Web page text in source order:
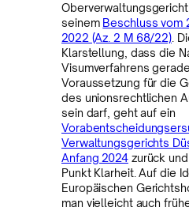
seinem Beschluss vom
2022 (Az. 2 M 68/22) .
Klarstellung, dass die
Visumverfahrens
Voraussetzung für die
des unionsrechtlichen
sein darf, geht auf ein
Verwaltungsgerichts
Anfang 2024zurück
Punkt Klarheit. Auf die
Europäischen
man vielleicht auch